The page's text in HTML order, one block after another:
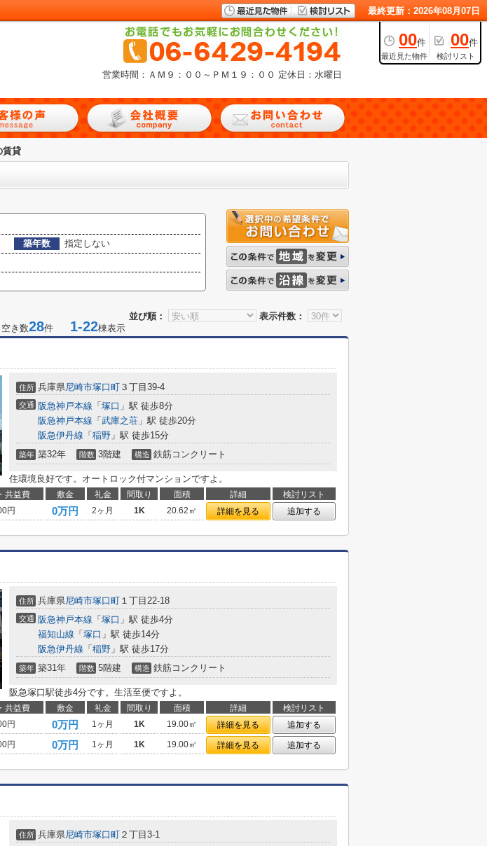
最終更新：2026年08月07日
00件
最近見た物件
00件
検討リスト
営業時間：ＡＭ９：００～ＰＭ１９：００ 定休日：水曜日
賃貸
築年数
指定しない
並び順：
表示件数：
き数28件 1-22棟表示
住所 兵庫県尼崎市塚口町 ３丁目39-4
交通 阪急神戸本線 「 塚口 」駅 徒歩8分
阪急神戸本線 「 武庫之荘 」駅 徒歩20分
阪急伊丹線 「 稲野 」駅 徒歩15分
築年 築32年 階数 3階建 構造 鉄筋コンクリート
住環境良好です。オートロック付マンションですよ。
共益費 敷金 礼金 間取り 面積 詳細
検討リスト
円 0万円 2ヶ月 1K 20.62㎡ 詳細を見る 追加する
住所 兵庫県尼崎市塚口町 １丁目22-18
交通 阪急神戸本線 「 塚口 」駅 徒歩4分
福知山線 「 塚口 」駅 徒歩14分
阪急伊丹線 「 稲野 」駅 徒歩17分
築年 築31年 階数 5階建 構造 鉄筋コンクリート
阪急塚口駅徒歩4分です。生活至便ですよ。
共益費 敷金 礼金 間取り 面積 詳細
検討リスト
円 0万円 1ヶ月 1K 19.00㎡ 詳細を見る
追加する
円 0万円 1ヶ月 1K 19.00㎡ 詳細を見る 追加する
住所 兵庫県尼崎市塚口町 ２丁目3-1